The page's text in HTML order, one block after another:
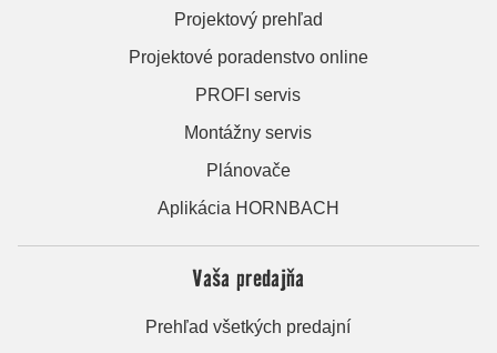
Projektový prehľad
Projektové poradenstvo online
PROFI servis
Montážny servis
Plánovače
Aplikácia HORNBACH
Vaša predajňa
Prehľad všetkých predajní